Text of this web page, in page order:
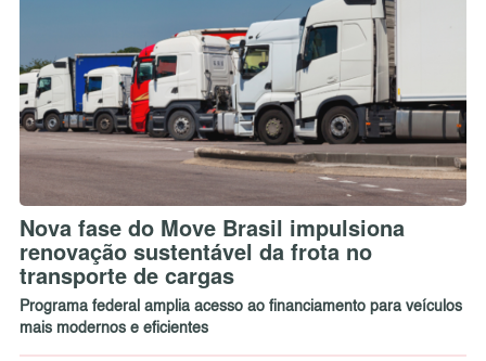
Nova fase do Move Brasil impulsiona
renovação sustentável da frota no
transporte de cargas
Programa federal amplia acesso ao financiamento para veículos
mais modernos e eficientes